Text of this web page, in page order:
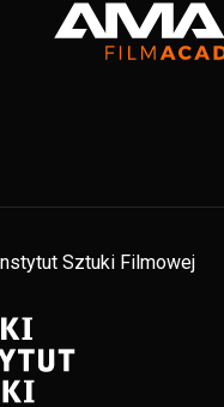
Sztuki Filmowej